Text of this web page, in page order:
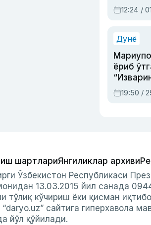
Абдулла
сиёсий
12:24 /
Дунё
ёриб
чиққан
Украина
19:50 /
шартлариЯнгиликлар архиви
Ўзбекистон Республикаси
13.03.2015 йил санада
тўлиқ кўчириш ёки қисман
сайтига гиперхавола
йўл қўйилади.